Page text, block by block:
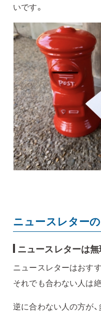
いです。
ニュースレター
ニュースレターは
ニュースレターはおす
それでも合わない人は
逆に合わない人の方が